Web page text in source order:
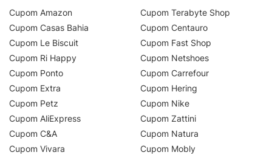
Cupom Amazon
Cupom Casas Bahia
Cupom Le Biscuit
Cupom Ri Happy
Cupom Ponto
Cupom Extra
Cupom Petz
Cupom AliExpress
Cupom C&A
Cupom Vivara
Cupom Terabyte Shop
Cupom Centauro
Cupom Fast Shop
Cupom Netshoes
Cupom Carrefour
Cupom Hering
Cupom Nike
Cupom Zattini
Cupom Natura
Cupom Mobly